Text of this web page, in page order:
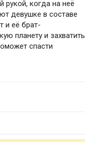
рукой, когда на неё
девушке в составе
и её брат-
планету и захватить
спасти